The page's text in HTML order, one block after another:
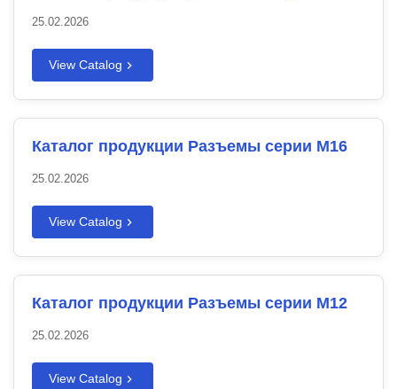
25.02.2026
View Catalog
Каталог продукции Разъемы серии M16
25.02.2026
View Catalog
Каталог продукции Разъемы серии M12
25.02.2026
View Catalog